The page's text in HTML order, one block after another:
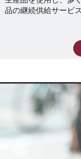
品の継続供給サービ